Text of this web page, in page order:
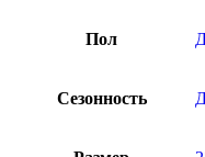
Пол
Сезонность